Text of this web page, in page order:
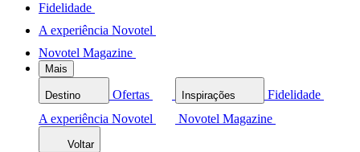
Fidelidade
A experiência Novotel
Novotel Magazine
Mais
Destino Ofertas Inspirações
Fidelidade
A experiência Novotel
Novotel Magazine
Voltar